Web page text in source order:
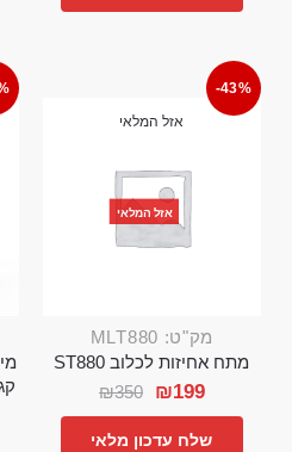
-43%
אזל המלאי
אזל המלאי
מק"ט: MLT880
מתח אחיזות לכלוב ST880
₪350 ₪199
שלח עדכון מלאי